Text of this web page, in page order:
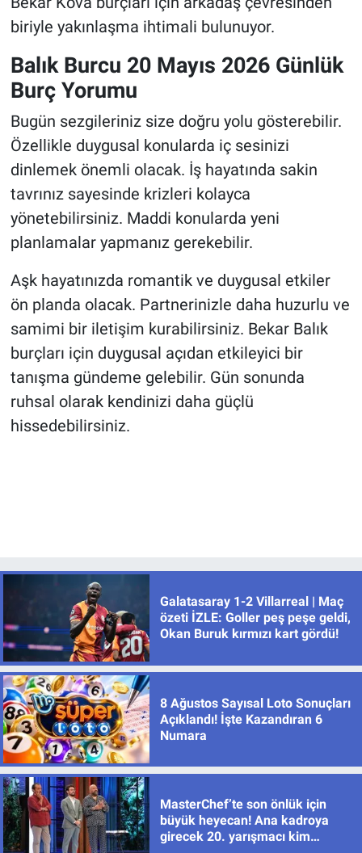
biriyle yakınlaşma ihtimali bulunuyor.
Balık Burcu 20 Mayıs 2026 Günlük
Burç Yorumu
Bugün sezgileriniz size doğru yolu gösterebilir.
Özellikle duygusal konularda iç sesinizi
dinlemek önemli olacak. İş hayatında sakin
tavrınız sayesinde krizleri kolayca
yönetebilirsiniz. Maddi konularda yeni
planlamalar yapmanız gerekebilir.
Aşk hayatınızda romantik ve duygusal etkiler
ön planda olacak. Partnerinizle daha huzurlu ve
samimi bir iletişim kurabilirsiniz. Bekar Balık
burçları için duygusal açıdan etkileyici bir
tanışma gündeme gelebilir. Gün sonunda
ruhsal olarak kendinizi daha güçlü
hissedebilirsiniz.
Galatasaray 1-2 Villarreal | Maç
özeti İZLE: Goller peş peşe geldi,
Okan Buruk kırmızı kart gördü!
8 Ağustos Sayısal Loto Sonuçları
Açıklandı! İşte Kazandıran 6
Numara
MasterChef’te son önlük için
büyük heyecan! Ana kadroya
girecek 20. yarışmacı kim